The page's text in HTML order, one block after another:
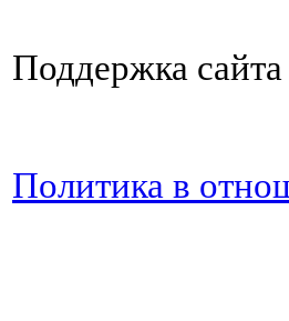
Поддержка
Политика в